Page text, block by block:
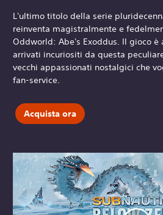
L'ultimo titolo della serie
reinventa magistralmente e
Oddworld: Abe's Exoddus. Il gioco
arrivati incuriositi da questa
vecchi appassionati nostalgici che
fan-service.
Acquista ora